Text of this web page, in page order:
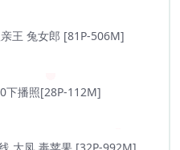
王 兔女郎 [81P-506M]
下播照[28P-112M]